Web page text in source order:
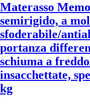
Materasso
semirigido, a
sfoderabile/
portanza
schiuma a
insacchettate,
kg